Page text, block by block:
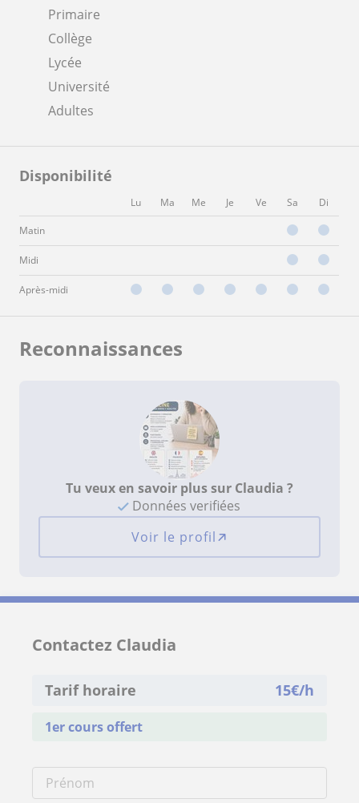
Primaire
Collège
Lycée
Université
Adultes
Disponibilité
Lu Ma Me Je Ve Sa Di
Matin
Midi
Après-midi
Reconnaissances
Tu veux en savoir plus sur Claudia ?
Données verifiées
Voir le profil
Contactez Claudia
Tarif horaire 15€/h
1er cours offert